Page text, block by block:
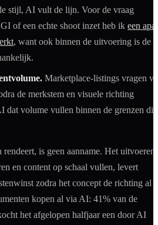
stijl, AI vult de lijn. Voor de vraag
of een echte shoot inzet heb ik een
, want ook binnen de uitvoering is de
Marketplace-listings vragen
de merkstem en visuele richting
dat volume vullen binnen de grenzen die
is geen aanname. Het
en content op schaal vullen, levert
zodra het concept de richting al
kopen al via AI: 41% van de
het afgelopen halfjaar een door AI